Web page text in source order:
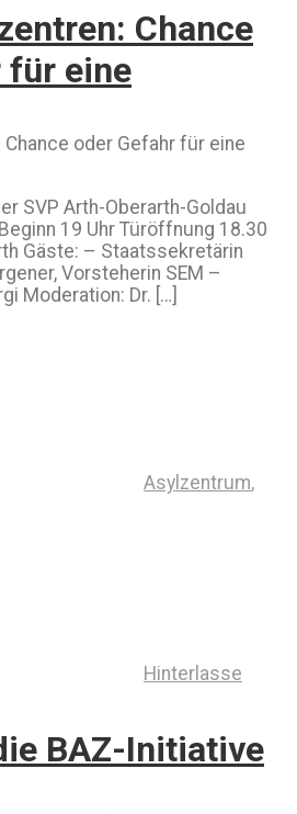
Chance
für eine
SVP Arth-Oberarth-Goldau
19 Uhr Türöffnung 18.30
Gäste: – Staatssekretärin
Vorsteherin SEM –
Moderation: Dr. […]
Asylzentrum,
Hinterlasse
BAZ-Initiative